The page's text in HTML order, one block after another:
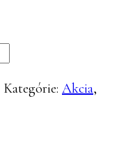
Kategórie: Akcia,